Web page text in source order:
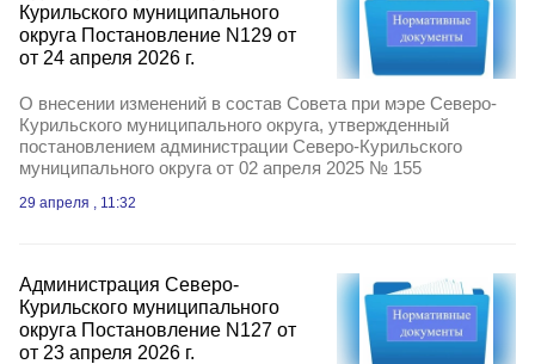
Курильского муниципального
округа Постановление N129 от
от 24 апреля 2026 г.
О внесении изменений в состав Совета при мэре Северо-
Курильского муниципального округа, утвержденный
постановлением администрации Северо-Курильского
муниципального округа от 02 апреля 2025 № 155
29 апреля , 11:32
Администрация Северо-
Курильского муниципального
округа Постановление N127 от
от 23 апреля 2026 г.